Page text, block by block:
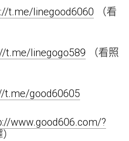
t.me/linegood6060 （看
t.me/linegogo589 （看照
t.me/good60605
www.good606.com/?